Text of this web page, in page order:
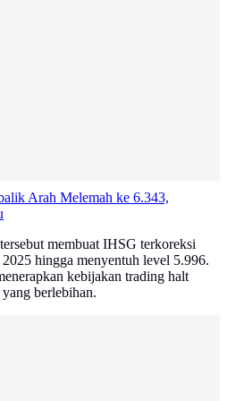
Arah Melemah ke 6.343,
membuat IHSG terkoreksi
hingga menyentuh level 5.996.
kebijakan trading halt
berlebihan.